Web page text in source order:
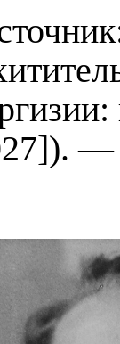
—